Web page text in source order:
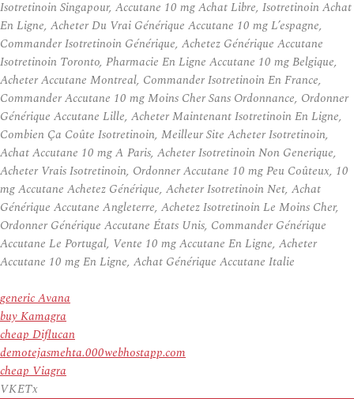
Isotretinoin Singapour, Accutane 10 mg Achat Libre, Isotretinoin Achat
En Ligne, Acheter Du Vrai Générique Accutane 10 mg L’espagne,
Commander Isotretinoin Générique, Achetez Générique Accutane
Isotretinoin Toronto, Pharmacie En Ligne Accutane 10 mg Belgique,
Acheter Accutane Montreal, Commander Isotretinoin En France,
Commander Accutane 10 mg Moins Cher Sans Ordonnance, Ordonner
Générique Accutane Lille, Acheter Maintenant Isotretinoin En Ligne,
Combien Ça Coûte Isotretinoin, Meilleur Site Acheter Isotretinoin,
Achat Accutane 10 mg A Paris, Acheter Isotretinoin Non Generique,
Acheter Vrais Isotretinoin, Ordonner Accutane 10 mg Peu Coûteux, 10
mg Accutane Achetez Générique, Acheter Isotretinoin Net, Achat
Générique Accutane Angleterre, Achetez Isotretinoin Le Moins Cher,
Ordonner Générique Accutane États Unis, Commander Générique
Accutane Le Portugal, Vente 10 mg Accutane En Ligne, Acheter
Accutane 10 mg En Ligne, Achat Générique Accutane Italie
generic Avana
buy Kamagra
cheap Diflucan
demotejasmehta.000webhostapp.com
cheap Viagra
VKETx